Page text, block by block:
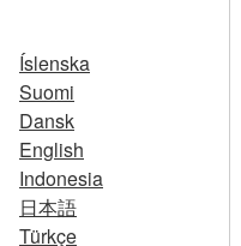
Íslenska
Suomi
Dansk
English
Indonesia
日本語
Türkçe